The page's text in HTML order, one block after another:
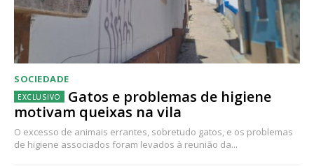
SOCIEDADE
Gatos e problemas de higiene
motivam queixas na vila
O excesso de animais errantes, sobretudo gatos, e os problemas
de higiene associados foram levados à reunião da...